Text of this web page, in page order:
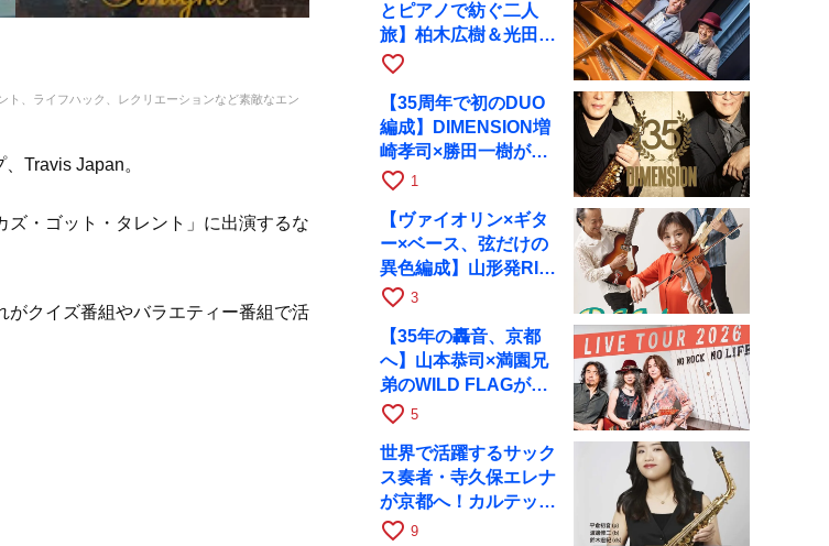
、ライフハック、レクリエーションなど素敵なエン
Travis Japan。
・ゴット・タレント」に出演するな
クイズ番組やバラエティー番組で活
とピアノで紡ぐ二人
旅】柏木広樹＆光田健
一が11月12日に京都
favorite_border
【35周年で初のDUO
編成】DIMENSION増
崎孝司×勝田一樹が10
月11日に京都RAGへ
favorite_border 1
【ヴァイオリン×ギタ
ー×ベース、弦だけの
異色編成】山形発RIM
が初全国ツアーで8月
favorite_border 3
【35年の轟音、京都
へ】山本恭司×満園兄
弟のWILD FLAGが8
月6日にRAGでライブ
favorite_border 5
世界で活躍するサック
ス奏者・寺久保エレナ
が京都へ！カルテッ
ト・ツアー京都公演を
favorite_border 9